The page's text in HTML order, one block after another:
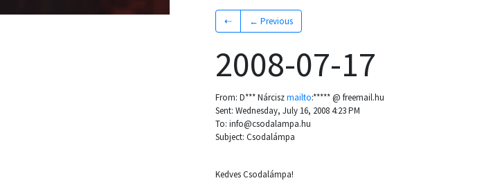
⇠ ← Previous
2008-07-17
From: D*** Nárciszmailto:***** @ freemail.hu
Sent: Wednesday, July 16, 2008 4:23 PM
To: info@csodalampa.hu
Subject: Csodalámpa
Kedves Csodalámpa!